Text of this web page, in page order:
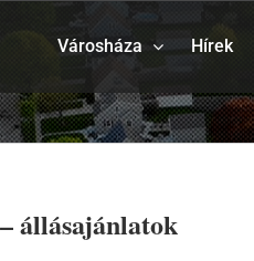
Városháza Hírek
állásajánlatok